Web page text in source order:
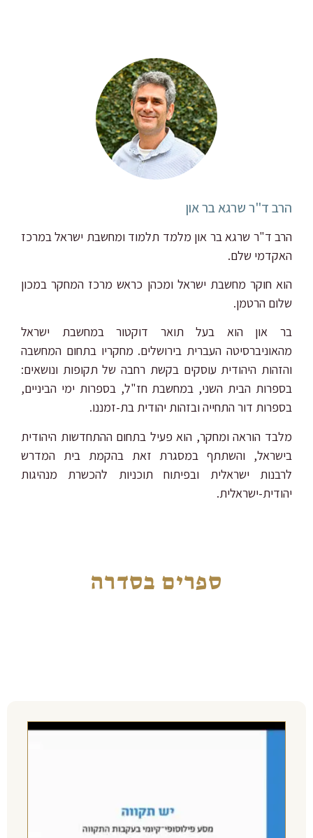
הרב ד"ר שרגא בר און
הרב ד"ר שרגא בר און מלמד תלמוד ומחשבת ישראל במרכז
האקדמי שלם.
הוא חוקר מחשבת ישראל ומכהן כראש מרכז המחקר במכון
שלום הרטמן.
בר און הוא בעל תואר דוקטור במחשבת ישראל
מהאוניברסיטה העברית בירושלים. מחקריו בתחום המחשבה
והזהות היהודית עוסקים בקשת רחבה של תקופות ונושאים:
בספרות הבית השני, במחשבת חז"ל, בספרות ימי הביניים,
בספרות דור התחייה ובזהות יהודית בת-זמננו.
מלבד הוראה ומחקר, הוא פעיל בתחום ההתחדשות היהודית
בישראל, והשתתף במסגרת זאת בהקמת בית המדרש
לרבנות ישראלית ובפיתוח תוכניות להכשרת מנהיגות
יהודית-ישראלית.
ספרים בסדרה